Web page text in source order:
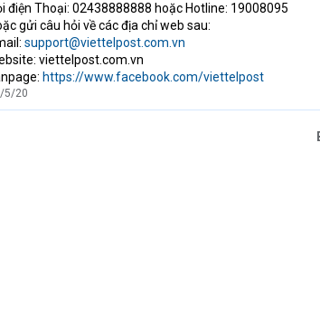
điện Thoại: 02438888888 hoặc Hotline: 19008095
gửi câu hỏi về các địa chỉ web sau:
support@viettelpost.com.vn
viettelpost.com.vn
https://www.facebook.com/viettelpost
5/20